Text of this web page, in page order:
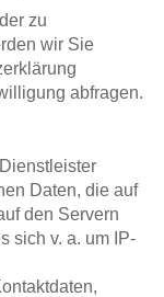
zu
wir Sie
abfragen.
Daten, die auf
den Servern
sich v. a. um IP-